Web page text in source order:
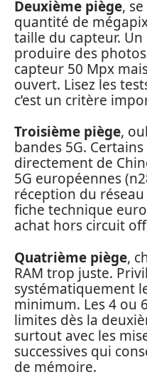
Deuxième piège,
quantité de
taille du capteur.
produire des
capteur 50 Mpx
ouvert. Lisez les
c’est un critère
Troisième piège,
bandes 5G.
directement de
5G européennes
réception du réseau
fiche technique
achat hors circuit
Quatrième piège,
RAM trop juste.
systématiquement
minimum. Les 4 ou
limites dès la
surtout avec les
successives qui
de mémoire.